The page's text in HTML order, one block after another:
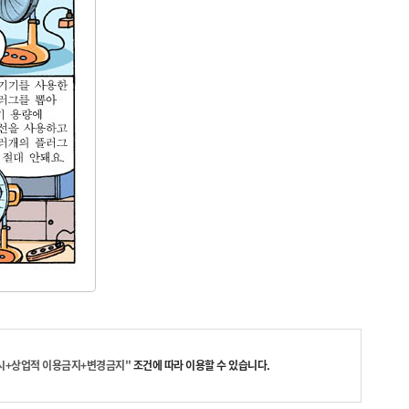
+상업적 이용금지+변경금지"조건에 따라 이용할 수 있습니다.